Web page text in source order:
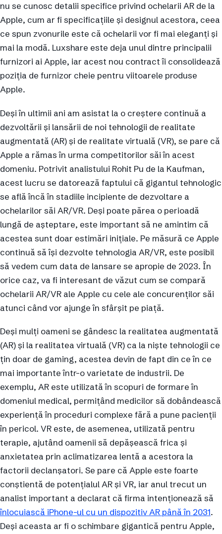
nu se cunosc detalii specifice privind ochelarii AR de la
Apple, cum ar fi specificațiile și designul acestora, ceea
ce spun zvonurile este că ochelarii vor fi mai eleganți și
mai la modă. Luxshare este deja unul dintre principalii
furnizori ai Apple, iar acest nou contract îi consolidează
poziția de furnizor cheie pentru viitoarele produse
Apple.
Deși în ultimii ani am asistat la o creștere continuă a
dezvoltării și lansării de noi tehnologii de realitate
augmentată (AR) și de realitate virtuală (VR), se pare că
Apple a rămas în urma competitorilor săi în acest
domeniu. Potrivit analistului Rohit Pu de la Kaufman,
acest lucru se datorează faptului că gigantul tehnologic
se află încă în stadiile incipiente de dezvoltare a
ochelarilor săi AR/VR. Deși poate părea o perioadă
lungă de așteptare, este important să ne amintim că
acestea sunt doar estimări inițiale. Pe măsură ce Apple
continuă să își dezvolte tehnologia AR/VR, este posibil
să vedem cum data de lansare se apropie de 2023. În
orice caz, va fi interesant de văzut cum se compară
ochelarii AR/VR ale Apple cu cele ale concurenților săi
atunci când vor ajunge în sfârșit pe piață.
Deși mulți oameni se gândesc la realitatea augmentată
(AR) și la realitatea virtuală (VR) ca la niște tehnologii ce
țin doar de gaming, acestea devin de fapt din ce în ce
mai importante într-o varietate de industrii. De
exemplu, AR este utilizată în scopuri de formare în
domeniul medical, permițând medicilor să dobândească
experiență în proceduri complexe fără a pune pacienții
în pericol. VR este, de asemenea, utilizată pentru
terapie, ajutând oamenii să depășească frica și
anxietatea prin aclimatizarea lentă a acestora la
factorii declanșatori. Se pare că Apple este foarte
conștientă de potențialul AR și VR, iar anul trecut un
analist important a declarat că firma intenționează să
înlocuiască iPhone-ul cu un dispozitiv AR până în 2031.
Deși aceasta ar fi o schimbare gigantică pentru Apple,